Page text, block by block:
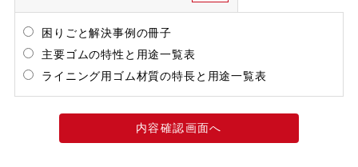
困りごと解決事例の冊子
主要ゴムの特性と用途一覧表
ライニング用ゴム材質の特長と用途一覧表